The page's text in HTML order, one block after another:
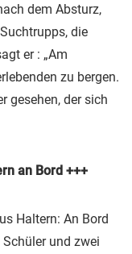
dem Absturz,
die
er : „Am
zu bergen.
gesehen, der sich
an Bord +++
Haltern: An Bord
und zwei